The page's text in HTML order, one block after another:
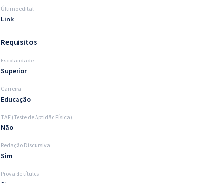
Último edital
Link
Requisitos
Escolaridade
Superior
Carreira
Educação
TAF (Teste de Aptidão Física)
Não
Redação Discursiva
Sim
Prova de títulos